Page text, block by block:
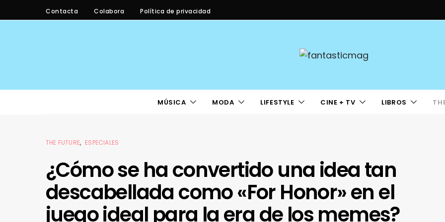
Contacta Colabora Política de privacidad
MÚSICA MODA LIFESTYLE CINE + TV LIBROS
THE FUTURE ESPECIALES
¿Cómo se ha convertido una idea tan
descabellada como «For Honor» en el
juego ideal para la era de los memes?